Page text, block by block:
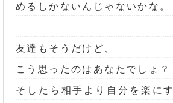
めるしかないんじゃないかな。
友達もそうだけど、
こう思ったのはあなたでしょ？
そしたら相手より自分を楽に